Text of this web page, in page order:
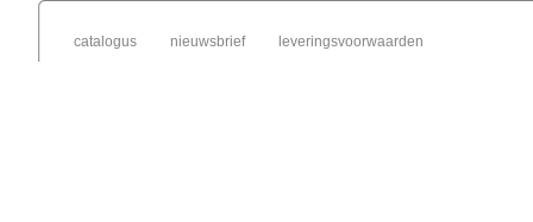
catalogus nieuwsbrief leveringsvoorwaarden